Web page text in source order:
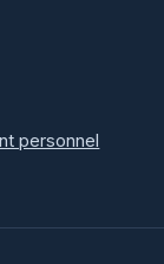
personnel